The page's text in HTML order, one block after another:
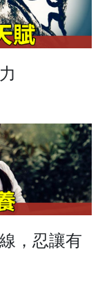
，忍讓有